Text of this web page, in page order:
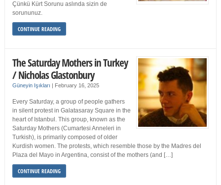
Çünkü Kürt Sorunu aslında sizin de
sorununuz.
CONTINUE READING
The Saturday Mothers in Turkey
/ Nicholas Glastonbury
Güneyin Işıkları | February 16, 2025
Every Saturday, a group of people gathers
in silent protest in Galatasaray Square in the
heart of Istanbul. This group, known as the
Saturday Mothers (Cumartesi Anneleri in
Turkish), is primarily composed of older
Kurdish women. The protests, which resemble those by the Madres del
Plaza del Mayo in Argentina, consist of the mothers (and […]
CONTINUE READING